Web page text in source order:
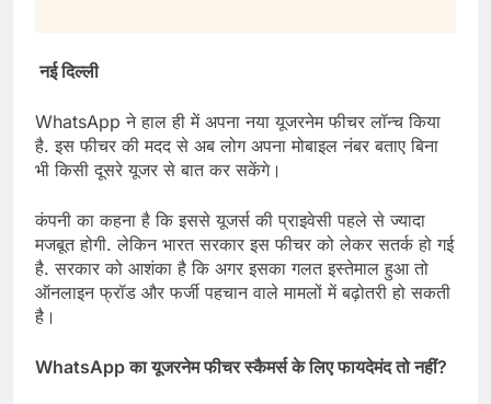
नई दिल्ली
WhatsApp ने हाल ही में अपना नया यूजरनेम फीचर लॉन्च किया
है. इस फीचर की मदद से अब लोग अपना मोबाइल नंबर बताए बिना
भी किसी दूसरे यूजर से बात कर सकेंगे।
कंपनी का कहना है कि इससे यूजर्स की प्राइवेसी पहले से ज्यादा
मजबूत होगी. लेकिन भारत सरकार इस फीचर को लेकर सतर्क हो गई
है. सरकार को आशंका है कि अगर इसका गलत इस्तेमाल हुआ तो
ऑनलाइन फ्रॉड और फर्जी पहचान वाले मामलों में बढ़ोतरी हो सकती
है।
WhatsApp का यूजरनेम फीचर स्कैमर्स के लिए फायदेमंद तो नहीं?